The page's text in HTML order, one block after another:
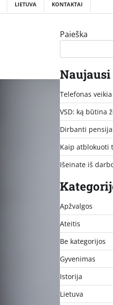
LIETUVA KONTAKTAI
Paieška
Telefonas
VSD: ką būtina
Dirbanti
Kaip atblokuoti
Išeinate iš
Apžvalgos
Ateitis
Be kategorijos
Gyvenimas
Istorija
Lietuva